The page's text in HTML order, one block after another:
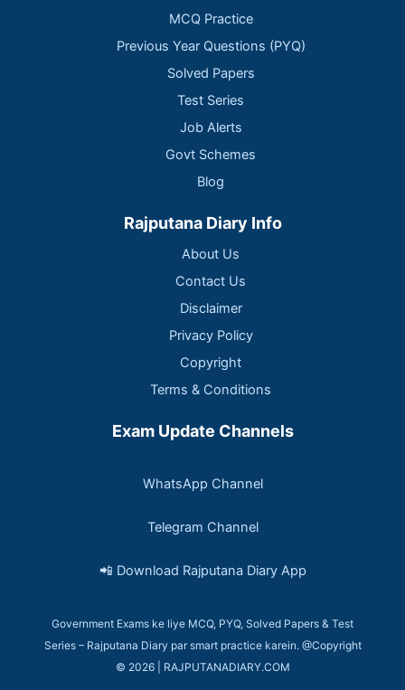
MCQ Practice
Previous Year Questions (PYQ)
Solved Papers
Test Series
Job Alerts
Govt Schemes
Blog
Rajputana Diary Info
About Us
Contact Us
Disclaimer
Privacy Policy
Copyright
Terms & Conditions
Exam Update Channels
WhatsApp Channel
Telegram Channel
📲 Download Rajputana Diary App
Government Exams ke liye MCQ, PYQ, Solved Papers & Test
Series – Rajputana Diary par smart practice karein. @Copyright
© 2026 | RAJPUTANADIARY.COM